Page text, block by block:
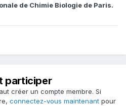
de Chimie Biologie de Paris.
participer
créer un compte membre. Si
connectez-vous maintenant pour